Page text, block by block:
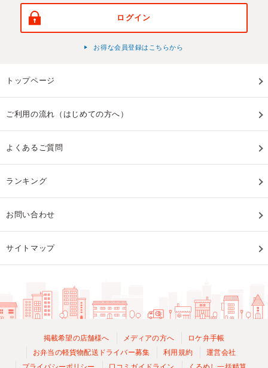
ログイン
お得な会員登録はこちらから
トップページ
ご利用の流れ（はじめての方へ）
よくあるご質問
ランキング
お問い合わせ
サイトマップ
掲載希望の店舗様へ メディアの方へ
ロケ弁手帳
お弁当の軽貨物配送ドライバー募集
利用規約
運営会社